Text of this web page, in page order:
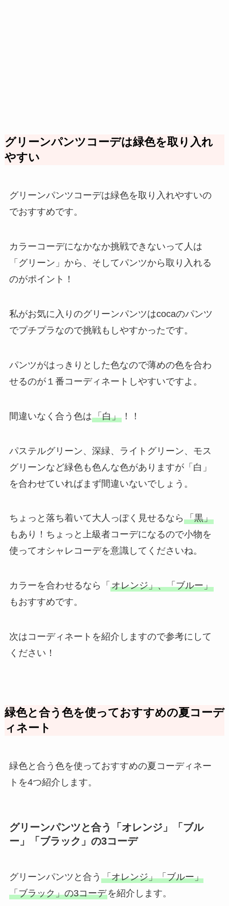
グリーンパンツコーデは緑色を取り入れ
やすい
グリーンパンツコーデは緑色を取り入れやすいの
でおすすめです。
カラーコーデになかなか挑戦できないって人は
「グリーン」から、そしてパンツから取り入れる
のがポイント！
私がお気に入りのグリーンパンツはcocaのパンツ
でプチプラなので挑戦もしやすかったです。
パンツがはっきりとした色なので薄めの色を合わ
せるのが１番コーディネートしやすいですよ。
間違いなく合う色は「白」！！
パステルグリーン、深緑、ライトグリーン、モス
グリーンなど緑色も色んな色がありますが「白」
を合わせていればまず間違いないでしょう。
ちょっと落ち着いて大人っぽく見せるなら 「黒」
もあり！ちょっと上級者コーデになるので小物を
使ってオシャレコーデを意識してくださいね。
カラーを合わせるなら「 オレンジ」、「ブルー」
もおすすめです。
次はコーディネートを紹介しますので参考にして
ください！
緑色と合う色を使っておすすめの夏コーデ
ィネート
緑色と合う色を使っておすすめの夏コーディネー
トを4つ紹介します。
グリーンパンツと合う「オレンジ」「ブル
ー」「ブラック」の3コーデ
グリーンパンツと合う 「オレンジ」「ブルー」
「ブラック」の3コーデを紹介します。